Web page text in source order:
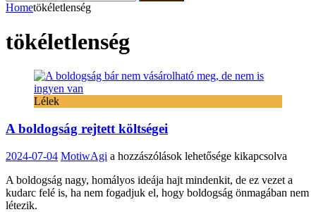
Hometökéletlenség
tökéletlenség
Lélek
A boldogság rejtett költségei
2024-07-04 MotiwAgi A
rejtett
költségei
a hozzászólások lehetősége kikapcsolva
A boldogság nagy, homályos ideája hajt mindenkit, de ez vezet a
kudarc felé is, ha nem fogadjuk el, hogy boldogság önmagában nem
létezik.